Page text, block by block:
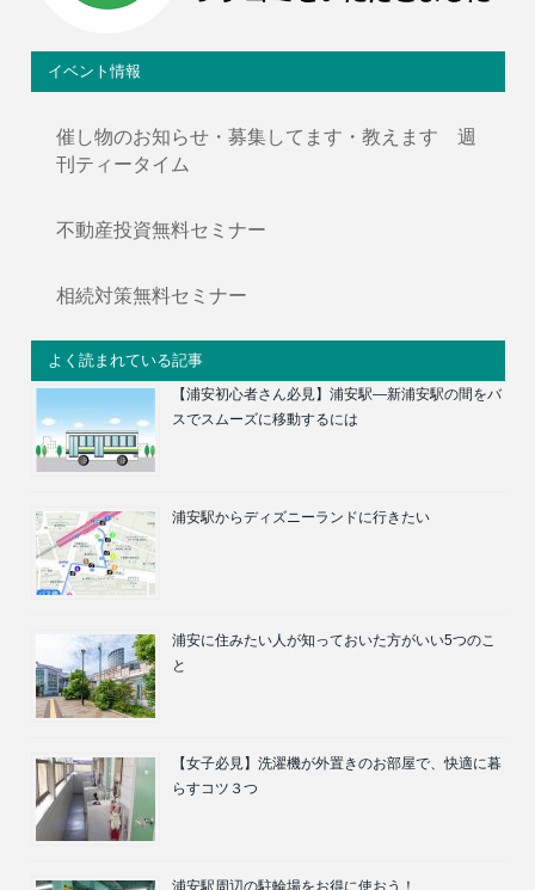
イベント情報
催し物のお知らせ・募集してます・教えます 週
刊ティータイム
不動産投資無料セミナー
相続対策無料セミナー
よく読まれている記事
【浦安初心者さん必見】浦安駅―新浦安駅の間をバ
スでスムーズに移動するには
浦安駅からディズニーランドに行きたい
浦安に住みたい人が知っておいた方がいい5つのこ
と
【女子必見】洗濯機が外置きのお部屋で、快適に暮
らすコツ３つ
浦安駅周辺の駐輪場をお得に使おう！